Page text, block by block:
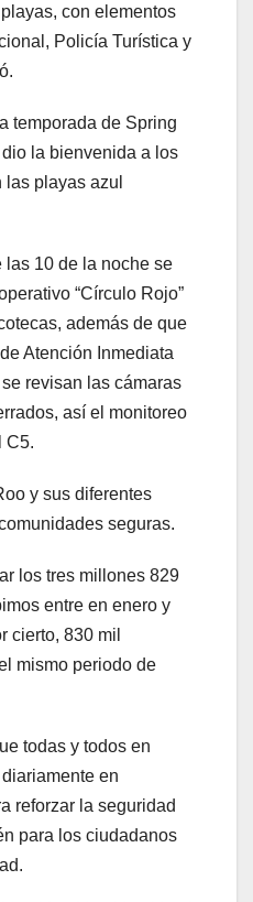
con elementos
Policía Turística y
temporada de Spring
la bienvenida a los
playas azul
las 10 de la noche se
“Círculo Rojo”
además de que
Atención Inmediata
revisan las cámaras
así el monitoreo
C5.
y sus diferentes
seguras.
los tres millones 829
entre en enero y
cierto, 830 mil
mismo periodo de
todas y todos en
en
reforzar la seguridad
para los ciudadanos